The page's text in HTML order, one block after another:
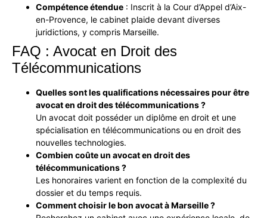
Compétence étendue : Inscrit à la Cour d’Appel d’Aix-
en-Provence, le cabinet plaide devant diverses
juridictions, y compris Marseille.
FAQ : Avocat en Droit des
Télécommunications
Quelles sont les qualifications nécessaires pour être
avocat en droit des télécommunications ?
Un avocat doit posséder un diplôme en droit et une
spécialisation en télécommunications ou en droit des
nouvelles technologies.
Combien coûte un avocat en droit des
télécommunications ?
Les honoraires varient en fonction de la complexité du
dossier et du temps requis.
Comment choisir le bon avocat à Marseille ?